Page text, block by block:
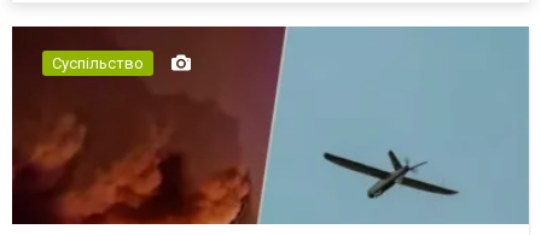
Суспільство